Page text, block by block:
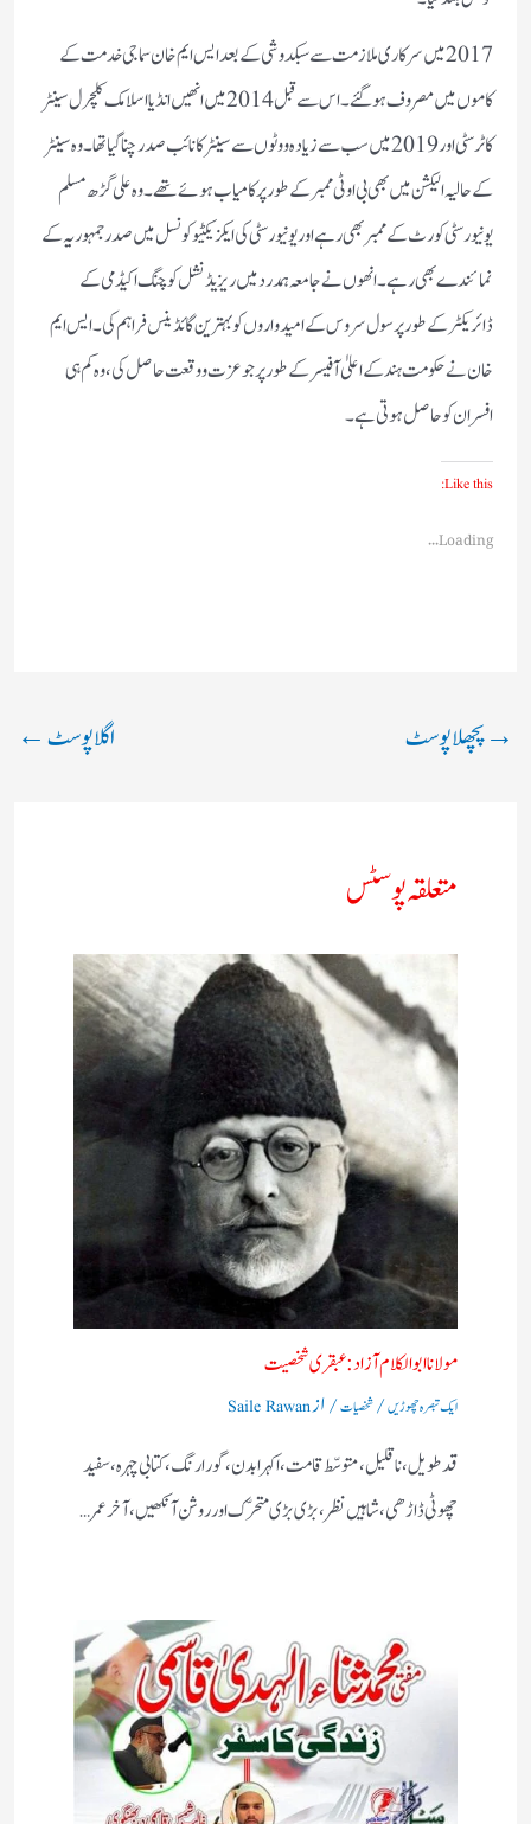
2017 میں سرکاری ملازمت سے سبکدوشی کے بعد ایس ایم خان سماجی خدمت کے
کاموں میں مصروف ہوگئے۔اس سے قبل 2014 میں انھیں انڈیا اسلامک کلچرل سینٹر
کا ٹرسٹی اور 2019 میں سب سے زیادہ ووٹوں سے سینٹر کا نائب صدر چنا گیا تھا۔ وہ سینٹر
کے حالیہ الیکشن میں بھی بی او ٹی ممبر کے طورپر کامیاب ہوئے تھے۔وہ علی گڑھ مسلم
یونیورسٹی کورٹ کے ممبر بھی رہے اور یونیورسٹی کی ایکزیکٹیو کونسل میں صدرجمہوریہ کے
نمائندے بھی رہے۔انھوں نے جامعہ ہمدرد میں ریزیڈنشل کوچنگ اکیڈمی کے
ڈائریکٹر کے طورپر سول سروس کے امیدواروں کو بہترین گائڈینس فراہم کی۔ایس ایم
خان نے حکومت ہند کے اعلیٰ آفیسر کے طورپر جو عزت ووقعت حاصل کی، وہ کم ہی
افسران کو حاصل ہوتی ہے۔
Like this:
Loading...
→پچھلا پوسٹ اگلا پوسٹ←
متعلقہ پوسٹس
مولانا ابوالکلام آزاد:عبقری شخصیت
ایک تبصرہ چھوڑیں/شخصیات/ ازSaile Rawan
قد طویل، نا قلیل، متوسّط قامت، اکہرا بدن، گورا رنگ، کتابی چہرہ، سفید
چھوٹی ڈاڑھی، شاہیں نظر، بڑی بڑی متحرّک اور روشن آنکھیں، آخر عمر…